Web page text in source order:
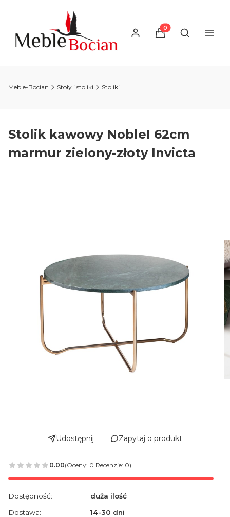
Produkty w
Otwórz
Meble-Bocian Stoły i stoliki Stoliki
Stolik kawowy NobleI 62cm
marmur zielony-złoty Invicta
Udostępnij Zapytaj o produkt
0.00(Oceny: 0 Recenzje: 0)
Dostępność:
duża ilość
Dostawa:
14-30 dni